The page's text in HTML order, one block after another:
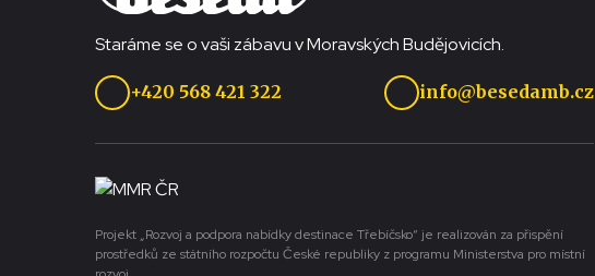
Staráme se o vaši zábavu v Moravských Budějovicích.
+420 568 421 322 info@besedamb.cz
Projekt „Rozvoj a podpora nabídky destinace Třebíčsko“ je realizován za přispění
prostředků ze státního rozpočtu České republiky z programu Ministerstva pro místní